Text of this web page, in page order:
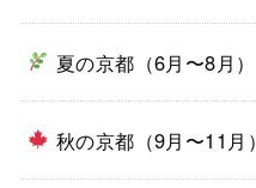
夏の京都（6月〜8月）
秋の京都（9月〜11月）